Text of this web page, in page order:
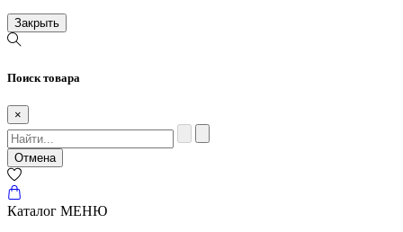
Закрыть
Поиск товара
×
Отмена
Каталог МЕНЮ